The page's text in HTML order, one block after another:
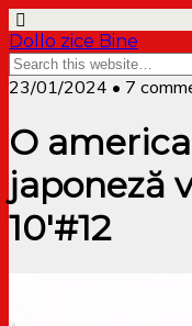
Dollo zice Bine
23/01/2024 • 7
O
japoneză
10′#12